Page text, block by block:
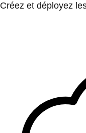
Créez et déployez